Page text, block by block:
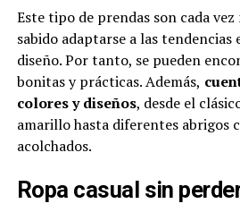
Este tipo de prendas son cada vez
sabido adaptarse a las tendencias
diseño. Por tanto, se pueden
bonitas y prácticas. Además,
colores y diseños, desde el
amarillo hasta diferentes abrigos
acolchados.
Ropa casual sin